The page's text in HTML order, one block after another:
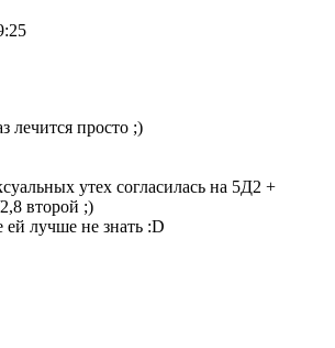
лечится просто ;)
утех согласилась на 5Д2 +
второй ;)
ей лучше не знать :D